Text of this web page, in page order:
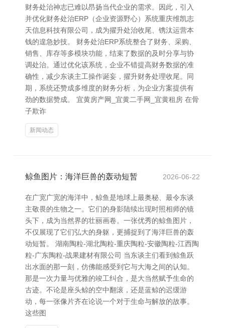
财务处治神志已难以昂扬当代企业的需求。因此，引入
并优化财务处治ERP（企业资源野心）系统重庆维凯志
天信息科技有限公司，成为擢升处治收尾、镌汰运营本
钱的遑急妙技。 财务处治ERP系统整合了财务、采购、
销售、库存等多模块功能，结束了数据的及时分享与协
调处治。通过优化该系统，企业不错提高财务数据的准
确性，减少东谈主工操作诞妄，擢升财务处理收尾。同
期，系统还赞成多维度的财务分析，为企业方案提供有
劲的数据赞成。 宜黄房产网_宜黄二手网_宜黄租房 在骨
子欺诈
新闻动态
鲸鱼图片：海洋巨兽的轰动短暂 2026-06-22
在广宽广宽的海洋中，鲸鱼是地球上最奥秘、最令东谈
主敬畏的生物之一。它们的身影陆续出现时照相师的镜
头下，成为当然界的壮丽画卷。一张优秀的鲸鱼图片，
不仅展现了它们弘大的身躯，更捕捉到了海洋巨兽的轰
动短暂。 湖南陶粒-湖北陶粒-重庆陶粒-安徽陶粒-江西陶
粒-广东陶粒-战果建材有限公司 当东谈主们看到鲸鱼跃
出水面的那一刻，仿佛能感受到它与大海之间的认知。
那是一次力量与优雅的竣工纠合，是大当然赋予生命的
古迹。不论是座头鲸的空中翻滚，还是蓝鲸的迟缓游
动，每一张像片齐在论说一个对于生命与解放的故事。
这些图